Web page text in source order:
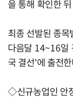
을 통해 확인한
최종 선발된 종
다음달 14~16일
국 결선'에 출전
◇신규농업인 안